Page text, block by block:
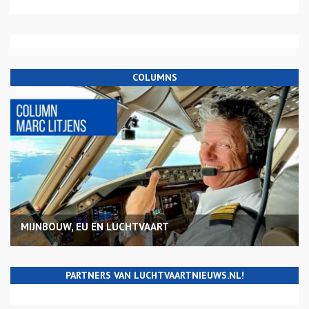
COLUMNS
MIJNBOUW, EU EN LUCHTVAART
PARTNERS VAN LUCHTVAARTNIEUWS.NL!